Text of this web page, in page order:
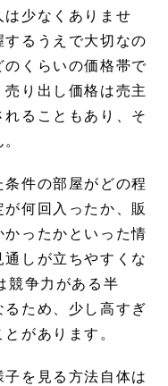
少なくありませ
るうえで大切なの
くらいの価格帯で
り出し価格は売主
ることもあり、そ
件の部屋がどの程
何回入ったか、販
ったかといった情
しが立ちやすくな
競争力がある半
ため、少し高すぎ
があります。
を見る方法自体は